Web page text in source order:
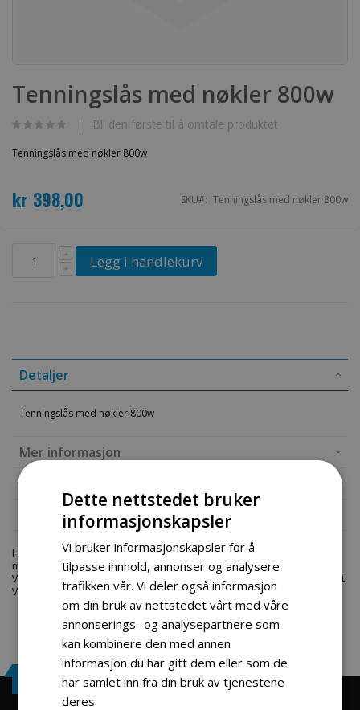
til
begynnelsen
bildegalleri
Tenningslås med nøkler 800w
Bli den første til å omtale produktet
Tenningslås med nøkler 800w
kr 398,00 SKU Tenningslås med nøkler 800w
Legg i handlekurv
Detaljer
Tenningslås med nøkler 800w
Mer informasjon
Fil vedlegg
Hos engrosservice.no får du kjøpttenningslas med nokler 800w
markedets beste priser. Bestill engoped-deleri dag fra Engros Service.
Vi har et stort utvalg av produkter innen: Hjem, sport og fritids segmentet.
Velkommen skal du være.
Engrosservice.no
Dette nettstedet bruker
informasjonskapsler
Vi bruker informasjonskapsler for å
tilpasse innhold, annonser og analysere
trafikken vår. Vi deler også informasjon
om din bruk av nettstedet vårt med våre
annonserings- og analysepartnere som
kan kombinere den med annen
informasjon du har gitt dem eller som de
har samlet inn fra din bruk av tjenestene
deres.